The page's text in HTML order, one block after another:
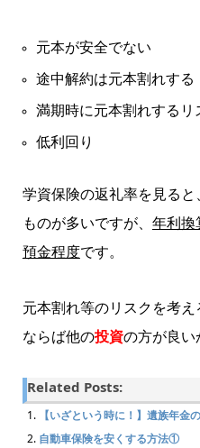
元本が安全でない
途中解約は元本割れする
満期時に元本割れするリ
低利回り
学資保険の返礼率を見る
ものが多いですが、 年利換
預金程度です。
元本割れ等のリスクを考
ならば他の投資の方が良い
Related Posts:
【いざという時に！】遺族年金
自動車保険を安くする方法①